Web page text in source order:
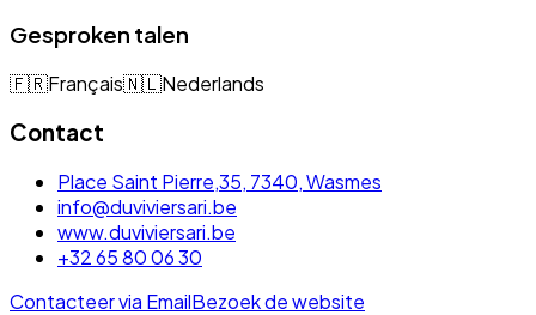
Gesproken talen
🇫🇷Français🇳🇱Nederlands
Contact
Place Saint Pierre,35, 7340, Wasmes
info@duviviersari.be
www.duviviersari.be
+32 65 80 06 30
Contacteer via EmailBezoek de website